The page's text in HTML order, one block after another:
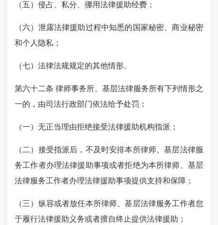
（五）侵占、私分、挪用法律援助经费；
（六）泄露法律援助过程中知悉的国家秘密、商业秘密
和个人隐私；
（七）法律法规规定的其他情形。
第六十二条 律师事务所、基层法律服务所有下列情形之
一的，由司法行政部门依法给予处罚：
（一）无正当理由拒绝接受法律援助机构指派；
（二）接受指派后，不及时安排本所律师、基层法律服
务工作者办理法律援助事项或者拒绝为本所律师、基层
法律服务工作者办理法律援助事项提供支持和保障；
（三）纵容或者放任本所律师、基层法律服务工作者怠
于履行法律援助义务或者擅自终止提供法律援助；